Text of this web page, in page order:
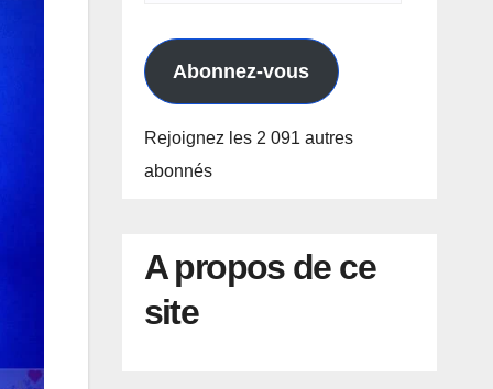
mail
Abonnez-vous
Rejoignez les 2 091 autres
abonnés
A propos de ce
site